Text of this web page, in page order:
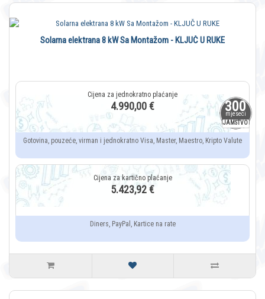
300
mjeseci
JAMSTVO
Solarna elektrana 8 kW Sa Montažom - KLJUČ U RUKE
4.990,00 €
Gotovina, pouzeće, virman i jednokratno Visa, Master, Maestro, Kripto Valute
5.423,92 €
Diners, PayPal, Kartice na rate